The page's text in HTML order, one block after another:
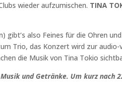
wieder aufzumischen. TINA
gibt’s also Feines für die Ohren
Trio, das Konzert wird zur audio-
die Musik von Tina Tokio
und Getränke. Um kurz